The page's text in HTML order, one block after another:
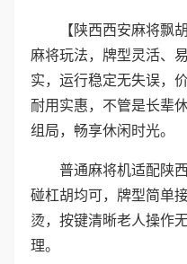
【陕西西安麻将飘
麻将玩法，牌型灵活、
实，运行稳定无失误，
耐用实惠，不管是长辈
组局，畅享休闲时光。
普通麻将机适配陕
碰杠胡均可，牌型简单
烫，按键清晰老人操作
理。